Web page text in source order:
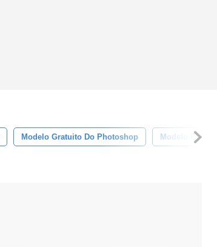
Modelo Gratuito Do Photoshop Modelo Psd